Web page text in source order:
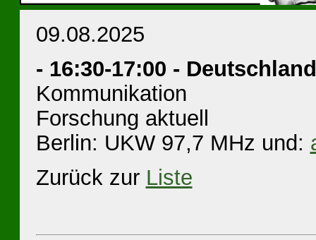
09.08.2025
- 16:30-17:00 -
Kommunikation
Forschung aktuell
Berlin: UKW 97,7 MHz und:
Zurück zur Liste